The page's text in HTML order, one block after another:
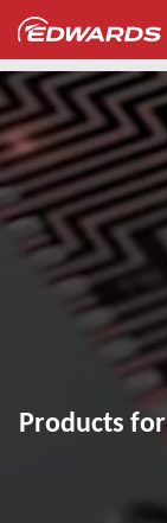
...
Products